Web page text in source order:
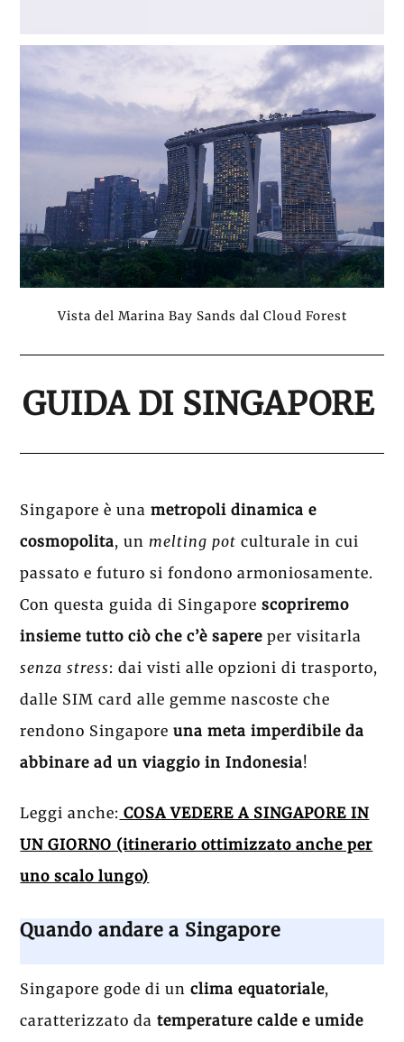
Vista del Marina Bay Sands dal Cloud Forest
GUIDA DI SINGAPORE
Singapore è una metropoli dinamica e
cosmopolita, unmelting pot culturale in cui
passato e futuro si fondono armoniosamente.
Con questa guida di Singapore scopriremo
insieme tutto ciò che c’è sapereper visitarla
senza stress: dai visti alle opzioni di trasporto,
dalle SIM card alle gemme nascoste che
rendono Singaporeuna meta imperdibile da
abbinare ad un viaggio in Indonesia!
Leggi anche: COSA VEDERE A SINGAPORE IN
UN GIORNO (itinerario ottimizzato anche per
uno scalo lungo)
Quando andare a Singapore
Singapore gode di unclima equatoriale,
caratterizzato datemperature calde e umide